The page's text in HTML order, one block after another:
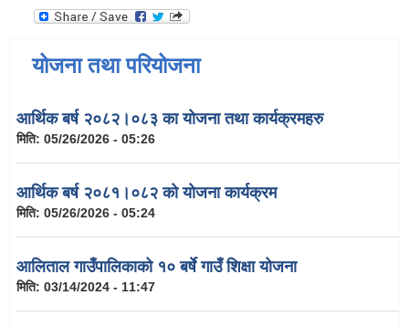
योजना तथा परियोजना
आर्थिक बर्ष २०८२।०८३ का योजना तथा कार्यक्रमहरु
मिति: 05/26/2026 - 05:26
आर्थिक बर्ष २०८१।०८२ को योजना कार्यक्रम
मिति: 05/26/2026 - 05:24
आलिताल गाउँपालिकाको १० बर्षे गाउँ शिक्षा योजना
मिति: 03/14/2024 - 11:47